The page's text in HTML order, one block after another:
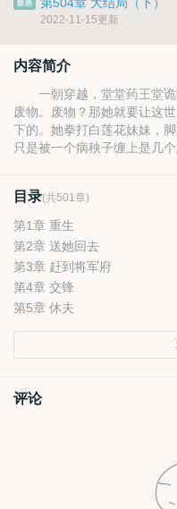
2022-11-15更新
内容简介
一朝穿越，堂堂药王堂诡
废物。废物？那她就要让这
下的。她拳打白莲花妹妹，
只是被一个病秧子缠上是几个
目录(共501章)
第1章 重生
第2章 送她回去
第3章 赶到将军府
第4章 交锋
第5章 休夫
评论